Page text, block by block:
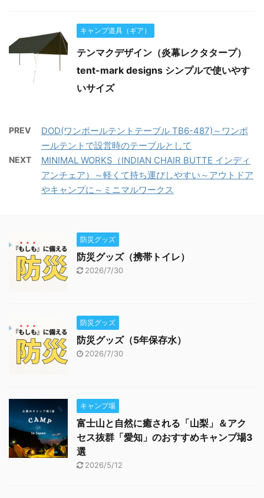
キャンプ道具（ギア）
テンマクデザイン（炎幕レクタタープ）
tent-mark designs シンプルで使いやす
いサイズ
PREV
DOD(ワンポールテントテーブル TB6-487)～ワンポ
ールテントで設営時のテーブルとして
NEXT
MINIMAL WORKS（INDIAN CHAIR BUTTE インディ
アンチェア）～軽くて持ち運びしやすい～アウトドア
やキャンプに～ミニマルワークス
防災グッズ
防災グッズ（携帯トイレ）
2026/7/30
防災グッズ
防災グッズ（5年保存水）
2026/7/30
キャンプ場
富士山と自然に癒される「山梨」＆アク
セス抜群「愛知」のおすすめキャンプ場3
選
2026/5/12